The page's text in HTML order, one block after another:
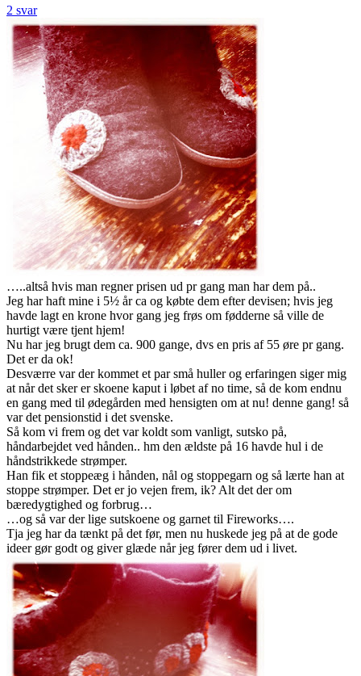
2 svar
…..altså hvis man regner prisen ud pr gang man har dem på..
Jeg har haft mine i 5½ år ca og købte dem efter devisen; hvis jeg
havde lagt en krone hvor gang jeg frøs om fødderne så ville de
hurtigt være tjent hjem!
Nu har jeg brugt dem ca. 900 gange, dvs en pris af 55 øre pr gang.
Det er da ok!
Desværre var der kommet et par små huller og erfaringen siger mig
at når det sker er skoene kaput i løbet af no time, så de kom endnu
en gang med til ødegården med hensigten om at nu! denne gang! så
var det pensionstid i det svenske.
Så kom vi frem og det var koldt som vanligt, sutsko på,
håndarbejdet ved hånden.. hm den ældste på 16 havde hul i de
håndstrikkede strømper.
Han fik et stoppeæg i hånden, nål og stoppegarn og så lærte han at
stoppe strømper. Det er jo vejen frem, ik? Alt det der om
bæredygtighed og forbrug…
…og så var der lige sutskoene og garnet til Fireworks….
Tja jeg har da tænkt på det før, men nu huskede jeg på at de gode
ideer gør godt og giver glæde når jeg fører dem ud i livet.